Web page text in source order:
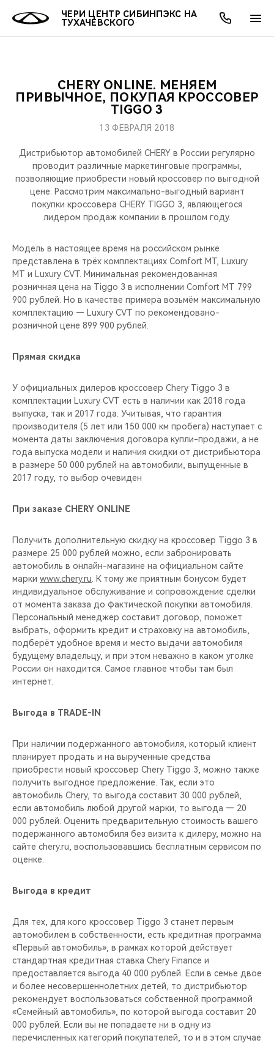
ЧЕРИ ЦЕНТР СИБИНПЭКС НА
ТУХАЧЕВСКОГО
МОДЕЛИ
КРОССОВЕРЫ
СЕДАНЫ
ПОКУПАТЕЛЯМ
КРЕДИТ И СТРАХОВАНИЕ
ВЛАДЕЛЬЦАМ
ЗАПЧАСТИ И АКСЕССУАРЫ
ПОДДЕРЖКА
МИР CHERY
О БРЕНДЕ
CHERY В СОЦСЕТЯХ
БЛАГОТВОРИТЕЛЬНОСТЬ
CHERY REMOTE
CHERY И СПОРТ
CHERY ДЛЯ ДЕТЕЙ
АКЦИИ
ОНЛАЙН СЕРВИСЫ
КРЕДИТ
О КОМПАНИИ
МЫ В СОЦСЕТЯХ
CHERY ONLINE. МЕНЯЕМ
ПРИВЫЧНОЕ, ПОКУПАЯ КРОССОВЕР
TIGGO 3
13 ФЕВРАЛЯ 2018
Дистрибьютор автомобилей CHERY в России регулярно
проводит различные маркетинговые программы,
позволяющие приобрести новый кроссовер по выгодной
цене. Рассмотрим максимально-выгодный вариант
покупки кроссовера CHERY TIGGO 3, являющегося
лидером продаж компании в прошлом году.
Модель в настоящее время на российском рынке
представлена в трёх комплектациях Comfort MT, Luxury
MT и Luxury CVT. Минимальная рекомендованная
розничная цена на Tiggo 3 в исполнении Comfort MT 799
900 рублей. Но в качестве примера возьмём максимальную
комплектацию — Luxury CVT по рекомендовано-
розничной цене 899 900 рублей.
Прямая скидка
У официальных дилеров кроссовер Chery Tiggo 3 в
комплектации Luxury CVT есть в наличии как 2018 года
выпуска, так и 2017 года. Учитывая, что гарантия
производителя (5 лет или 150 000 км пробега) наступает с
момента даты заключения договора купли-продажи, а не
года выпуска модели и наличия скидки от дистрибьютора
в размере 50 000 рублей на автомобили, выпущенные в
2017 году, то выбор очевиден
При заказе CHERY ONLINE
Получить дополнительную скидку на кроссовер Tiggo 3 в
размере 25 000 рублей можно, если забронировать
автомобиль в онлайн-магазине на официальном сайте
марки www.chery.ru . К тому же приятным бонусом будет
индивидуальное обслуживание и сопровождение сделки
от момента заказа до фактической покупки автомобиля.
Персональный менеджер составит договор, поможет
выбрать, оформить кредит и страховку на автомобиль,
подберёт удобное время и место выдачи автомобиля
будущему владельцу, и при этом неважно в каком уголке
России он находится. Самое главное чтобы там был
интернет.
Выгода в TRADE-IN
При наличии подержанного автомобиля, который клиент
планирует продать и на вырученные средства
приобрести новый кроссовер Chery Tiggo 3, можно также
получить выгодное предложение. Так, если это
автомобиль Chery, то выгода составит 30 000 рублей,
если автомобиль любой другой марки, то выгода — 20
000 рублей. Оценить предварительную стоимость вашего
подержанного автомобиля без визита к дилеру, можно на
сайте chery.ru, воспользовавшись бесплатным сервисом по
оценке.
Выгода в кредит
Для тех, для кого кроссовер Tiggo 3 станет первым
автомобилем в собственности, есть кредитная программа
«Первый автомобиль», в рамках которой действует
стандартная кредитная ставка Chery Finance и
предоставляется выгода 40 000 рублей. Если в семье двое
и более несовершеннолетних детей, то дистрибьютор
рекомендует воспользоваться собственной программой
«Семейный автомобиль», по которой выгода составит 20
000 рублей. Если вы не попадаете ни в одну из
перечисленных категорий покупателей, то и в этом случае